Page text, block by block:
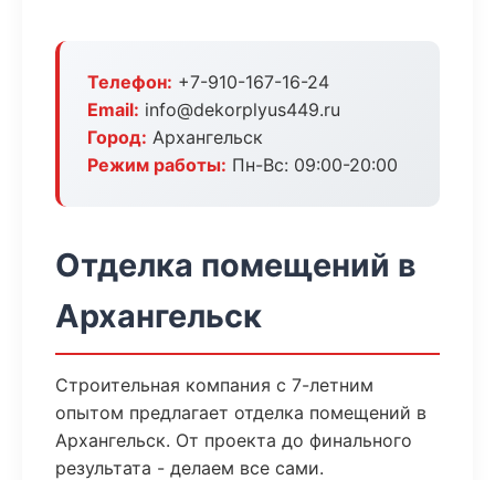
Телефон: +7-910-167-16-24
Email: info@dekorplyus449.ru
Город: Архангельск
Режим работы: Пн-Вс: 09:00-20:00
Отделка помещений в
Архангельск
Строительная компания с 7-летним
опытом предлагает отделка помещений в
Архангельск. От проекта до финального
результата - делаем все сами.